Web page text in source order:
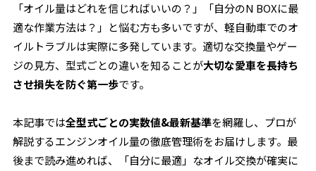
「オイル量はどれを信じればいいの？」「自分のN BOXに最
適な作業方法は？」と悩む方も多いですが、軽自動車でのオ
イルトラブルは実際に多発しています。適切な交換量やゲー
ジの見方、型式ごとの違いを知ることが大切な愛車を長持ち
させ損失を防ぐ第一歩です。
本記事では全型式ごとの実数値&最新基準を網羅し、プロが
解説するエンジンオイル量の徹底管理術をお届けします。最
後まで読み進めれば、「自分に最適」なオイル交換が確実に